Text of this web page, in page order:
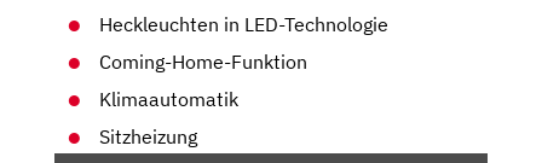
Heckleuchten in LED-Technologie
Coming-Home-Funktion
Klimaautomatik
Sitzheizung